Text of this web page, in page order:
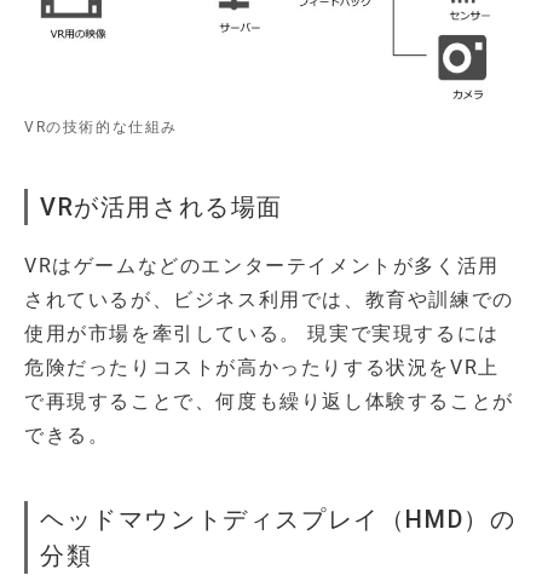
VRの技術的な仕組み
VRが活用される場面
VRはゲームなどのエンターテイメントが多く活用
されているが、ビジネス利用では、教育や訓練での
使用が市場を牽引している。 現実で実現するには
危険だったりコストが高かったりする状況をVR上
で再現することで、何度も繰り返し体験することが
できる。
ヘッドマウントディスプレイ（HMD）の
分類